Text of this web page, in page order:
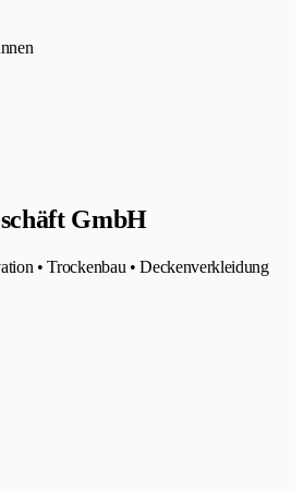
GmbH
• Trockenbau • Deckenverkleidung